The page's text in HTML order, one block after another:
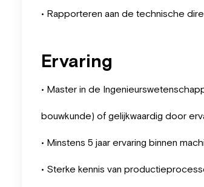
• Rapporteren aan de technische
Ervaring
• Master in de
bouwkunde) of gelijkwaardig door
• Minstens 5 jaar ervaring binnen
• Sterke kennis van